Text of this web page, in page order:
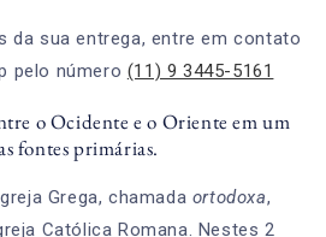
da sua entrega, entre em contato
pelo número (11) 9 3445-5161
o Ocidente e o Oriente em um
fontes primárias.
Grega, chamada ortodoxa,
Católica Romana. Nestes 2